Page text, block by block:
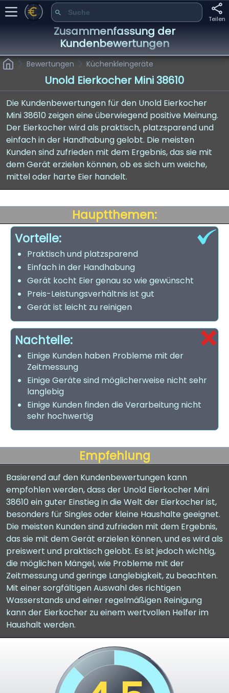
Teilen
Zusammenfassung der
Kundenbewertungen
Bewertungen Küchenkleingeräte
Unold Eierkocher Mini 38610
Die Kundenbewertungen für den Unold Eierkocher
Mini 38610 zeigen eine überwiegend positive Meinung.
Der Eierkocher wird als praktisch, platzsparend und
einfach in der Handhabung gelobt. Die meisten
Kunden sind zufrieden mit dem Ergebnis, das sie mit
dem Gerät erzielen können, ob es sich um weiche,
mittel oder harte Eier handelt.
Hauptthemen:
Vorteile:
Praktisch und platzsparend
Einfach in der Handhabung
Gerät kocht Eier genau so wie gewünscht
Preis-Leistungsverhältnis ist gut
Gerät ist leicht zu reinigen
Nachteile:
Einige Kunden haben Probleme mit der
Zeitmessung
Einige Geräte sind möglicherweise nicht sehr
langlebig
Einige Kunden finden die Verarbeitung nicht
sehr hochwertig
Empfehlung
Basierend auf den Kundenbewertungen kann
empfohlen werden, dass der Unold Eierkocher Mini
38610 ein guter Einstieg in die Welt der Eierkocher ist,
besonders für Singles oder kleine Haushalte geeignet.
Die meisten Kunden sind zufrieden mit dem Ergebnis,
das sie mit dem Gerät erzielen können, und es wird als
preiswert und praktisch gelobt. Es ist jedoch wichtig,
die möglichen Mängel, wie Probleme mit der
Zeitmessung und geringe Langlebigkeit, zu beachten.
Mit einer sorgfältigen Auswahl des richtigen
Wasserstands und einer regelmäßigen Reinigung
kann der Eierkocher zu einem wertvollen Helfer im
Haushalt werden.